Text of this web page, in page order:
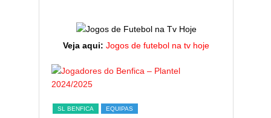
Veja aqui: Jogos de futebol na tv hoje
SL BENFICA EQUIPAS